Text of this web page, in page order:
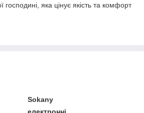
яка цінує якість та комфорт
Sokany
електронні